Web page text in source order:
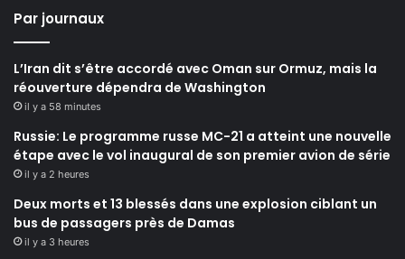
Par journaux
L’Iran dit s’être accordé avec Oman sur Ormuz, mais la
réouverture dépendra de Washington
il y a 58 minutes
Russie: Le programme russe MC-21 a atteint une nouvelle
étape avec le vol inaugural de son premier avion de série
il y a 2 heures
Deux morts et 13 blessés dans une explosion ciblant un
bus de passagers près de Damas
il y a 3 heures